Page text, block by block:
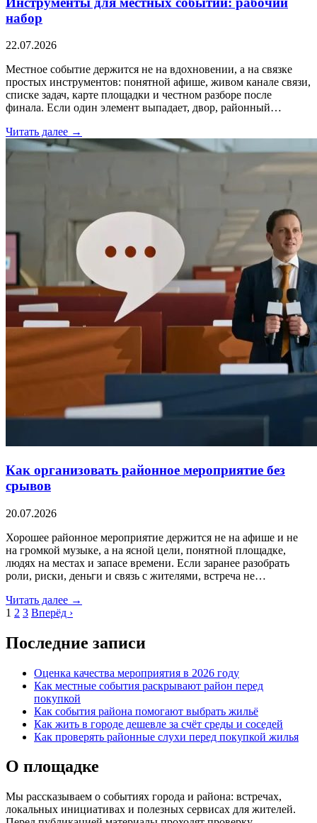
набор
22.07.2026
Местное событие держится не на вдохновении, а на связке
простых инструментов: понятной афише, живом канале связи,
списке задач, карте площадки и честном разборе после
финала. Если один элемент выпадает, двор, районный…
Читать далее →
Как организовать районное мероприятие без
срывов
20.07.2026
Хорошее районное мероприятие держится не на афише и не
на громкой музыке, а на ясной цели, понятной площадке,
людях на местах и запасе времени. Если заранее разобрать
роли, риски, деньги и связь с жителями, встреча не…
Читать далее →
1 2 3 Вперёд ›
Последние записи
Оценка качества мероприятия в 2026 году
Как местные события раскрывают район перед
покупкой
Как события района помогают выбрать жильё
Как жить в городе дешевле за счёт среды и соседей
Как проверять районные слухи перед покупкой жилья
О площадке
Мы рассказываем о событиях города и района: встречах,
локальных инициативах и полезных сервисах для жителей.